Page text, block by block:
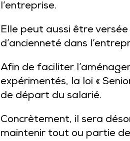
l’entreprise.
Elle peut aussi être
d’ancienneté dans
Afin de faciliter
expérimentés, la loi «
de départ du salarié.
Concrètement, il sera
maintenir tout ou partie